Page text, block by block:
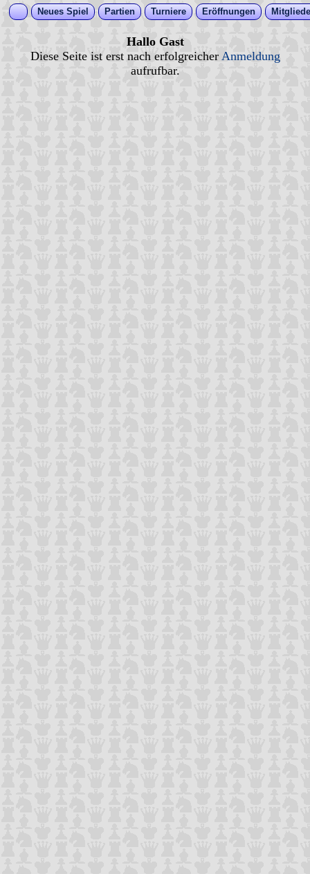
Neues Spiel Partien Turniere Eröffnungen
Hallo Gast
Diese Seite ist erst nach erfolgreicher Anmeldung
aufrufbar.